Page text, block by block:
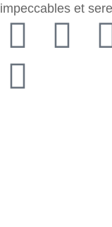
impeccables et